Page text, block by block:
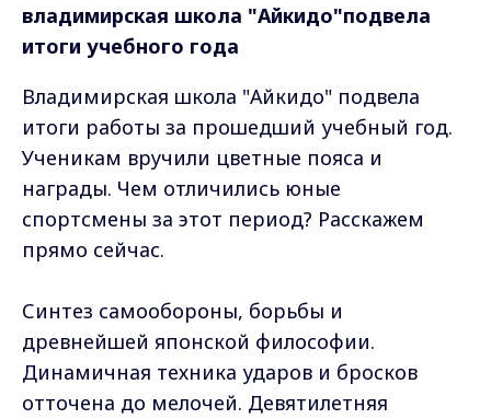
владимирская школа "Айкидо"подвела
итоги учебного года
Владимирская школа "Айкидо" подвела
итоги работы за прошедший учебный год.
Ученикам вручили цветные пояса и
награды. Чем отличились юные
спортсмены за этот период? Расскажем
прямо сейчас.
Синтез самообороны, борьбы и
древнейшей японской философии.
Динамичная техника ударов и бросков
отточена до мелочей. Девятилетняя